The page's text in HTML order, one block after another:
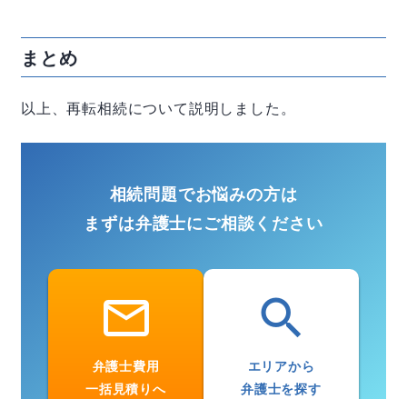
まとめ
以上、再転相続について説明しました。
相続問題でお悩みの方は
まずは弁護士にご相談ください
email
弁護士費用
一括見積りへ
search
エリアから
弁護士を探す